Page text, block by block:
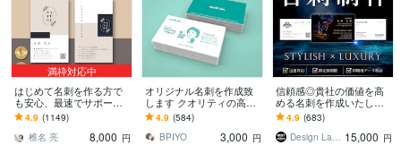
満枠対応中
はじめて名刺を作る方で
も安心、最速でサポート
します 名刺デザイン実績
最多のプロデザイナーが
デザインいたします!
4.9 (1149)
椎名 亮
8,000 円
オリジナル名刺を作成致
します クオリティの高い
素敵な名刺デザインを
4.9 (584)
BPIYO
3,000 円
信頼感◎貴社の価値を高
める名刺を作成いたしま
す 修正回数無制限◇スタ
イリッシュ＆高級感で魅
せるモダンデザイン
4.9 (683)
Design Lab｜名刺・地図・印刷物 15,000 円